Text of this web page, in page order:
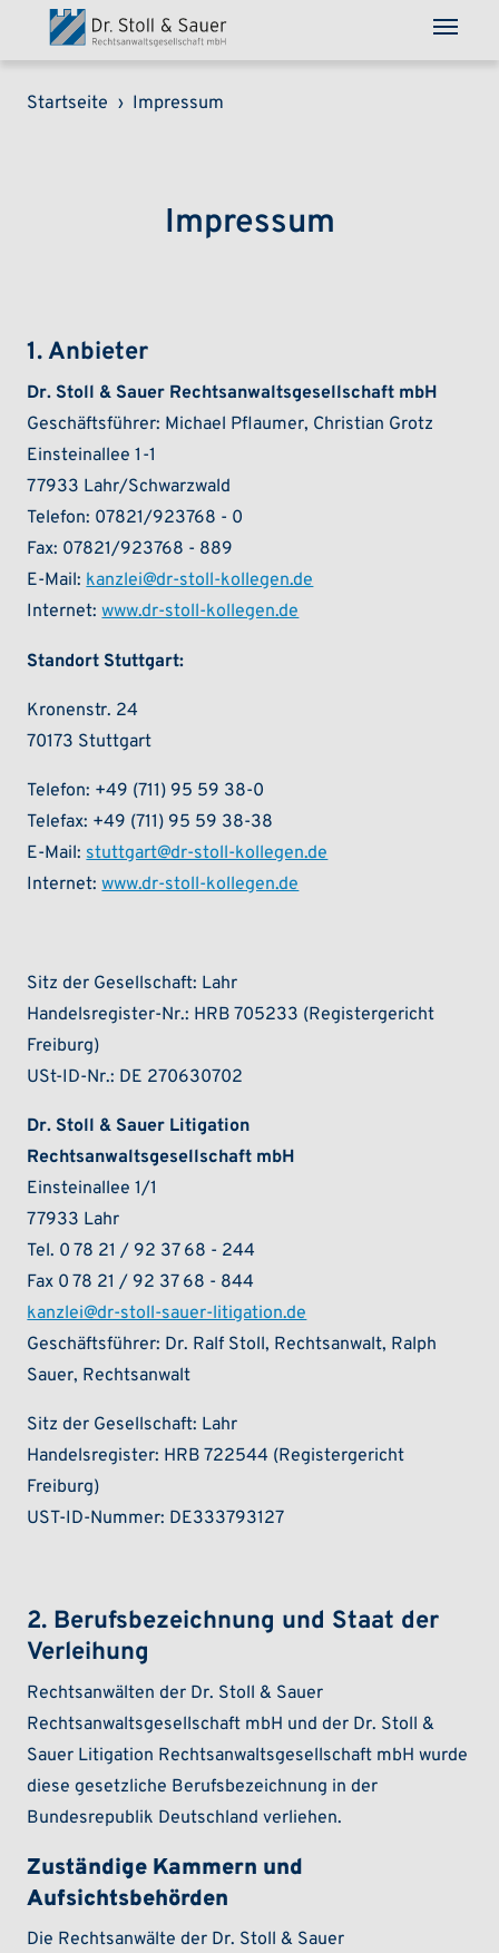
Direkt zum Inhalt
Startseite
Impressum
Impressum
1. Anbieter
Dr. Stoll & Sauer Rechtsanwaltsgesellschaft mbH
Geschäftsführer: Michael Pflaumer, Christian Grotz
Einsteinallee 1-1
77933 Lahr/Schwarzwald
Telefon: 07821/923768 - 0
Fax: 07821/923768 - 889
E-Mail:kanzlei@dr-stoll-kollegen.de
Internet:www.dr-stoll-kollegen.de
Standort Stuttgart:
Kronenstr. 24
70173 Stuttgart
Telefon: +49 (711) 95 59 38-0
Telefax: +49 (711) 95 59 38-38
E-Mail:stuttgart@dr-stoll-kollegen.de
Internet:www.dr-stoll-kollegen.de
Sitz der Gesellschaft: Lahr
Handelsregister-Nr.: HRB 705233 (Registergericht
Freiburg)
USt-ID-Nr.: DE 270630702
Dr. Stoll & Sauer Litigation
Rechtsanwaltsgesellschaft mbH
Einsteinallee 1/1
77933 Lahr
Tel. 0 78 21 / 92 37 68 - 244
Fax 0 78 21 / 92 37 68 - 844
kanzlei@dr-stoll-sauer-litigation.de
Geschäftsführer: Dr. Ralf Stoll, Rechtsanwalt, Ralph
Sauer, Rechtsanwalt
Sitz der Gesellschaft: Lahr
Handelsregister: HRB 722544 (Registergericht
Freiburg)
UST-ID-Nummer: DE333793127
2. Berufsbezeichnung und Staat der
Verleihung
Rechtsanwälten der Dr. Stoll & Sauer
Rechtsanwaltsgesellschaft mbH und der Dr. Stoll &
Sauer Litigation Rechtsanwaltsgesellschaft mbH wurde
diese gesetzliche Berufsbezeichnung in der
Bundesrepublik Deutschland verliehen.
Zuständige Kammern und
Aufsichtsbehörden
Die Rechtsanwälte der Dr. Stoll & Sauer